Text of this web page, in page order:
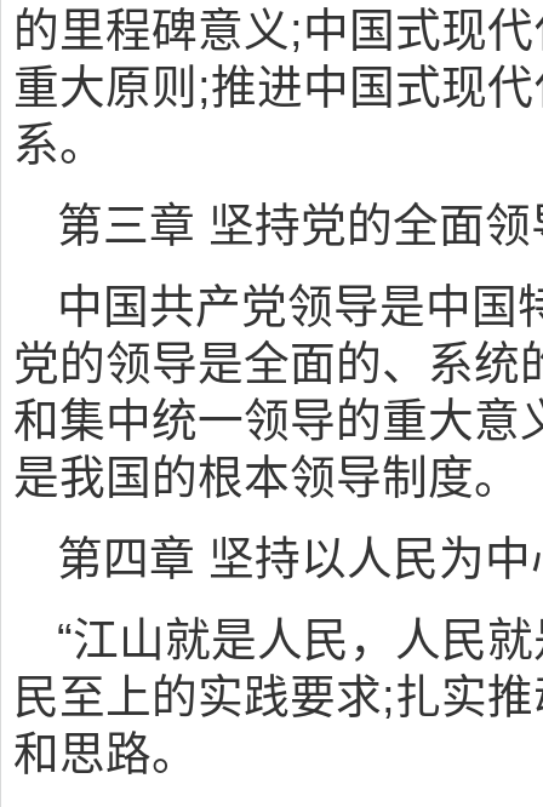
的里程碑意义;中国式现
重大原则;推进中国式现
系。
第三章 坚持党的全面领
中国共产党领导是中国
党的领导是全面的、系
和集中统一领导的重大意
是我国的根本领导制度。
第四章 坚持以人民为中
“江山就是人民，人民
民至上的实践要求;扎实
和思路。